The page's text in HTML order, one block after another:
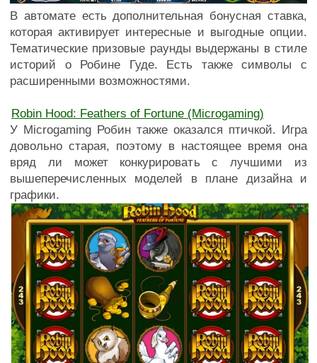
В автомате есть дополнительная бонусная ставка,
которая активирует интересные и выгодные опции.
Тематические призовые раунды выдержаны в стиле
историй о Робине Гуде. Есть также символы с
расширенными возможностями.
Robin Hood: Feathers of Fortune (Microgaming)
У Microgaming Робин также оказался птичкой. Игра
довольно старая, поэтому в настоящее время она
вряд ли может конкурировать с лучшими из
вышеперечисленных моделей в плане дизайна и
графики.